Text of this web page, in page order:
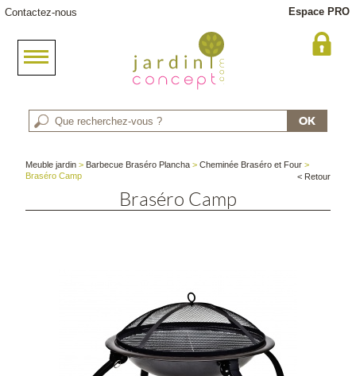
Contactez-nous Espace PRO
Meuble jardin > Barbecue Braséro Plancha >Cheminée Braséro et Four >
Braséro Camp
< Retour
Braséro Camp